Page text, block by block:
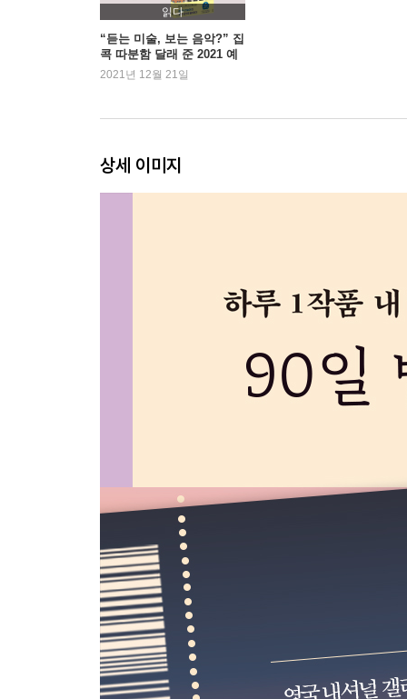
Day 18 현실보다 더욱 현실적인 [에두아르 마네 |
Day 19 처절한 외로움의 눈빛 [빈센트 반 고흐 | 귀
Day 20 푸른 공기, 사랑과 꽃 [마르크 샤갈 | 꽃다발
Day 21 나르키소스의 환생 [살바도르 달리 | 나르
Day 23 어머니의 사랑을 갈망했던 천재 [레오나르
Day 24 현실 속의 성모 마리아 [미켈란젤로 메리시
Day 28 화가를 둘러싼 사실적 알레고리 [귀스타브
Day 29 숭고한 노동을 향한 따뜻한 시선 [장 프랑
Day 31 그림에서 무엇을 보았기에 [에두아르 마네
Day 32 불편한 그림 [에두아르 마네 | 올랭피아]
Day 33 인상주의의 시작 [클로드 모네 | 인상: 해돋
Day 37 같지만 완전히 다른 작품 [빈센트 반 고흐 |
Day 38 미술관에 던져진 천박한 농담 [마르셀 뒤샹
Day 39 마티스 블루 [앙리 마티스 | 푸른 누드 Ⅳ]
네덜란드
Day 40 17세기의 여성 화가 [유딧 레이스터르 | 젊
Day 41 낮에 그린 야경 [렘브란트 반 레인 | 야경]
Day 42 네덜란드의 모나리자 [요하네스 페르메이
Day 43 아버지를 향한 애증 [빈센트 반 고흐 | 성경
읽다
“듣는 미술, 보는 음악?” 집
콕 따분함 달래 준 2021 예
술 교양서 트렌드
2021년 12월 21일
상세 이미지